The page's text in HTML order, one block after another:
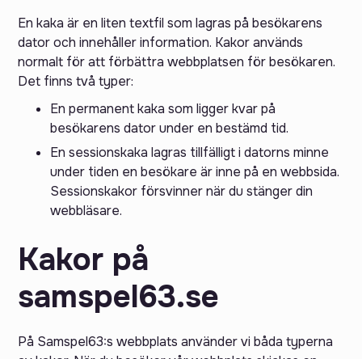
En kaka är en liten textfil som lagras på besökarens
dator och innehåller information. Kakor används
normalt för att förbättra webbplatsen för besökaren.
Det finns två typer:
En permanent kaka som ligger kvar på
besökarens dator under en bestämd tid.
En sessionskaka lagras tillfälligt i datorns minne
under tiden en besökare är inne på en webbsida.
Sessionskakor försvinner när du stänger din
webbläsare.
Kakor på
samspel63.se
På Samspel63:s webbplats använder vi båda typerna